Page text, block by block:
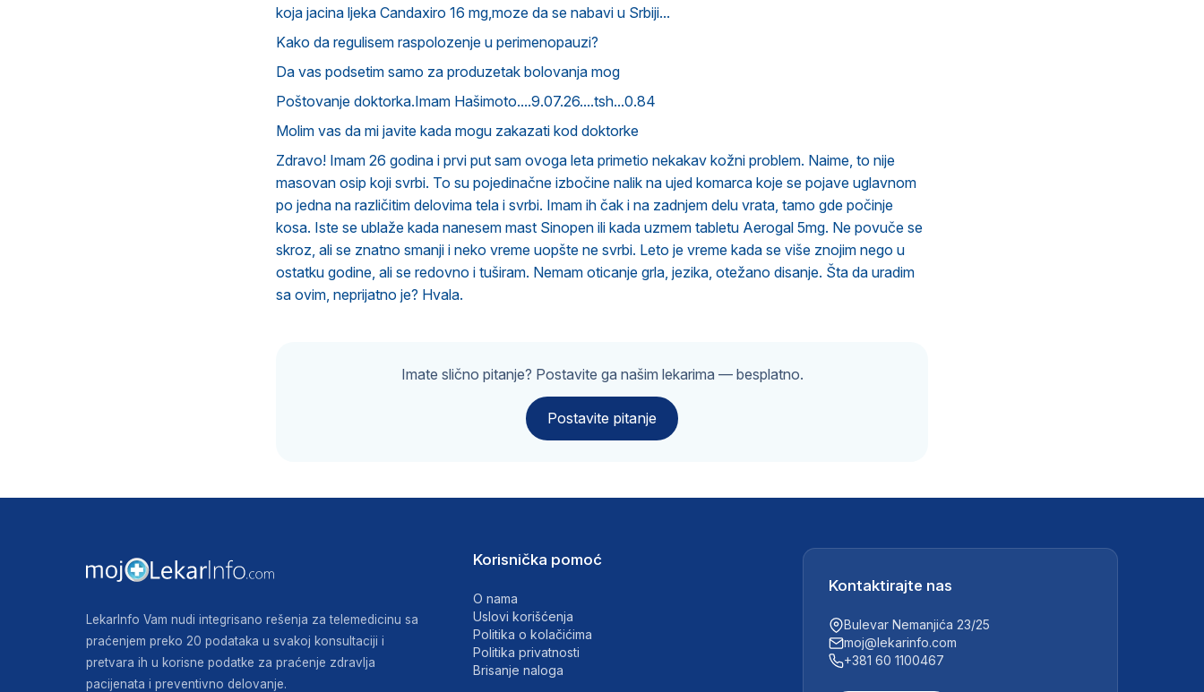
koja jacina ljeka Candaxiro 16 mg,moze da se nabavi u Srbiji...
Kako da regulisem raspolozenje u perimenopauzi?
Da vas podsetim samo za produzetak bolovanja mog
Poštovanje doktorka.Imam Hašimoto....9.07.26....tsh...0.84
Molim vas da mi javite kada mogu zakazati kod doktorke
Zdravo! Imam 26 godina i prvi put sam ovoga leta primetio nekakav kožni problem. Naime, to nije
masovan osip koji svrbi. To su pojedinačne izbočine nalik na ujed komarca koje se pojave uglavnom
po jedna na različitim delovima tela i svrbi. Imam ih čak i na zadnjem delu vrata, tamo gde počinje
kosa. Iste se ublaže kada nanesem mast Sinopen ili kada uzmem tabletu Aerogal 5mg. Ne povuče se
skroz, ali se znatno smanji i neko vreme uopšte ne svrbi. Leto je vreme kada se više znojim nego u
ostatku godine, ali se redovno i tuširam. Nemam oticanje grla, jezika, otežano disanje. Šta da uradim
sa ovim, neprijatno je? Hvala.
Imate slično pitanje? Postavite ga našim lekarima — besplatno.
Postavite pitanje
LekarInfo Vam nudi integrisano rešenja za telemedicinu sa
praćenjem preko 20 podataka u svakoj konsultaciji i
pretvara ih u korisne podatke za praćenje zdravlja
pacijenata i preventivno delovanje.
Korisnička pomoć
O nama
Uslovi korišćenja
Politika o kolačićima
Politika privatnosti
Brisanje naloga
Kontaktirajte nas
Bulevar Nemanjića 23/25
moj@lekarinfo.com
+381 60 1100467